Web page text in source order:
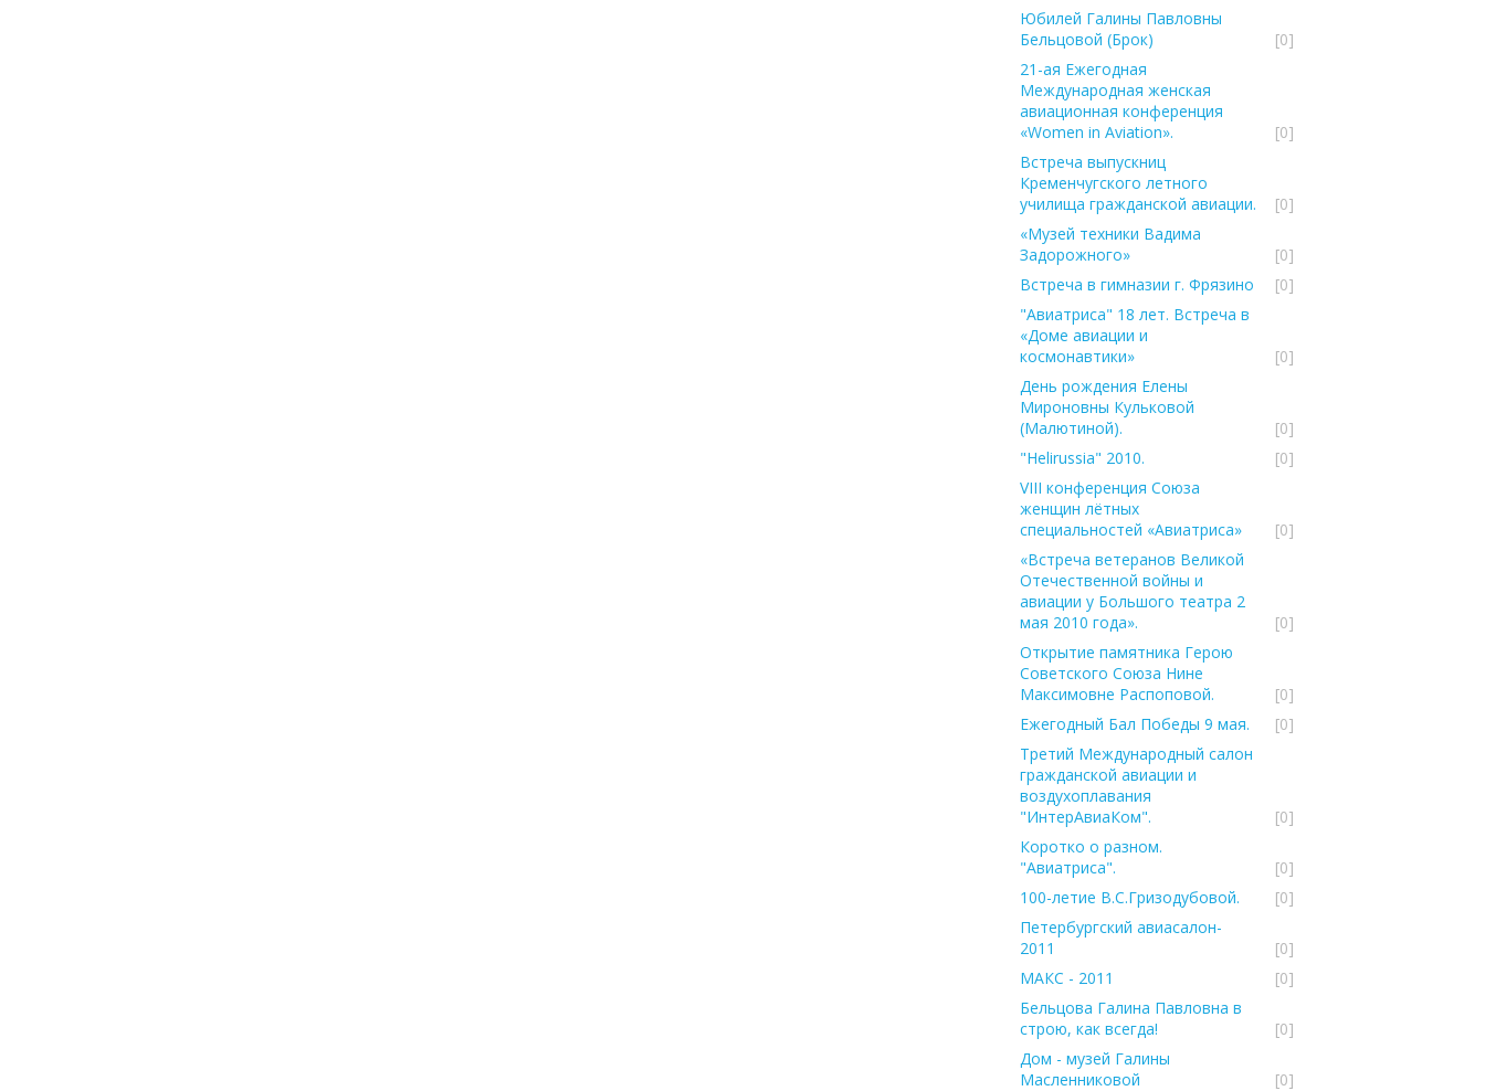
Юбилей Галины Павловны
Бельцовой (Брок)
[0]
21-ая Ежегодная
Международная женская
авиационная конференция
«Women in Aviation».
[0]
Встреча выпускниц
Кременчугского летного
училища гражданской авиации.
[0]
«Музей техники Вадима
Задорожного»
[0]
Встреча в гимназии г. Фрязино
[0]
"Авиатриса" 18 лет. Встреча в
«Доме авиации и
космонавтики»
[0]
День рождения Елены
Мироновны Кульковой
(Малютиной).
[0]
"Helirussia" 2010.
[0]
VIII конференция Союза
женщин лётных
специальностей «Авиатриса»
[0]
«Встреча ветеранов Великой
Отечественной войны и
авиации у Большого театра 2
мая 2010 года».
[0]
Открытие памятника Герою
Советского Союза Нине
Максимовне Распоповой.
[0]
Ежегодный Бал Победы 9 мая.
[0]
Третий Международный салон
гражданской авиации и
воздухоплавания
"ИнтерАвиаКом".
[0]
Коротко о разном.
"Авиатриса".
[0]
100-летие В.С.Гризодубовой.
[0]
Петербургский авиасалон-
2011
[0]
МАКС - 2011
[0]
Бельцова Галина Павловна в
строю, как всегда!
[0]
Дом - музей Галины
Масленниковой
[0]